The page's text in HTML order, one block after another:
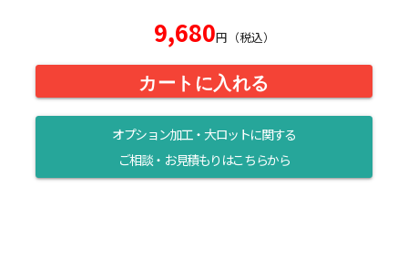
9,680円（税込）
カートに入れる
オプション加工・大ロットに関する
ご相談・お見積もりはこちらから